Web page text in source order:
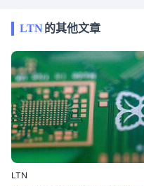
LTN的其他文章
LTN